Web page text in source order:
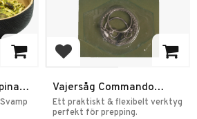
Lägg till i favoriter
Vajersåg Commando
Pocket Wire Saw
Ett praktiskt & flexibelt verktyg
perfekt för prepping.